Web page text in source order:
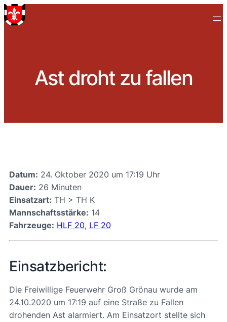
Ast droht zu fallen
Datum: 24. Oktober 2020 um 17:19 Uhr
Dauer: 26 Minuten
Einsatzart: TH > TH K
Mannschaftsstärke: 14
Fahrzeuge: HLF 20, LF 20
Einsatzbericht:
Die Freiwillige Feuerwehr Groß Grönau wurde am
24.10.2020 um 17:19 auf eine Straße zu Fallen
drohenden Ast alarmiert. Am Einsatzort stellte sich